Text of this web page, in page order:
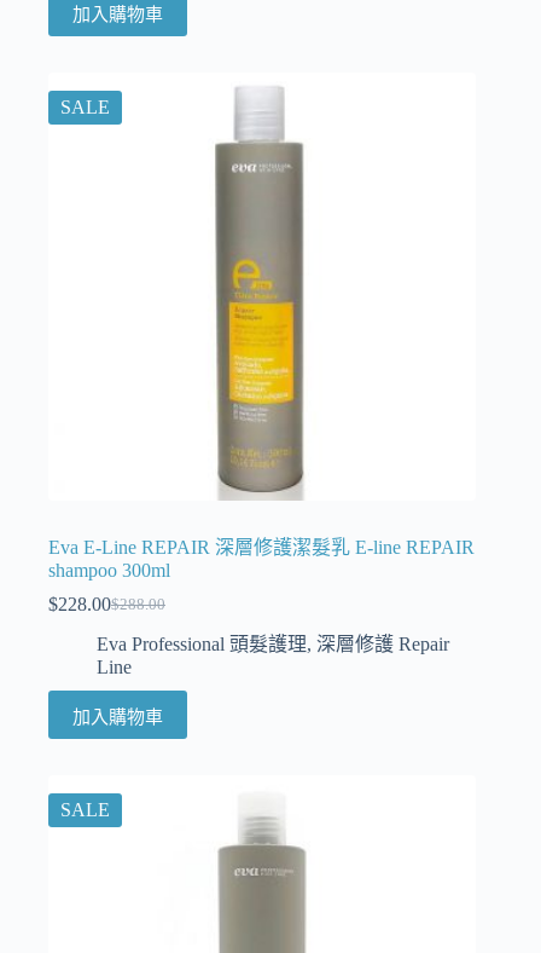
加入購物車
SALE
Eva E-Line REPAIR 深層修護潔髮乳 E-line REPAIR
shampoo 300ml
$288.00
$228.00
Eva Professional 頭髮護理, 深層修護 Repair
Line
加入購物車
SALE